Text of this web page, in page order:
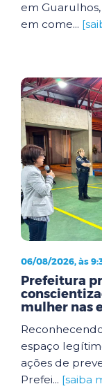
em
em come...
06/08/2026, às
Prefeitura
mulher nas
espaço
ações de
Prefei... [saiba